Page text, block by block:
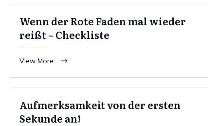
Wenn der Rote Faden mal wieder
reißt – Checkliste
View More
Aufmerksamkeit von der ersten
Sekunde an!